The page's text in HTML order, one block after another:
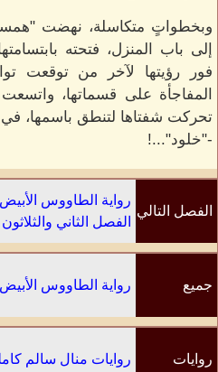
وبخطواتٍ متكاسلة، نهضت
إلى باب المنزل، فتحته
فور رؤيتها لآخر من توقعت
المفاجأة على قسماتها،
تحركت شفتاها لتنطق باسمها، في
-"خلود"...!
الفصل التالي
رواية الطاووس الأبيض
الفصل الثاني والثلاثون
جميع رواية الطاووس الأبيض
روايات روايات منال سالم